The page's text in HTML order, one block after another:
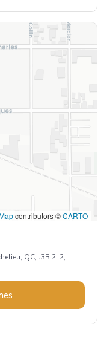
contributors ©CARTO
QC, J3B 2L2,